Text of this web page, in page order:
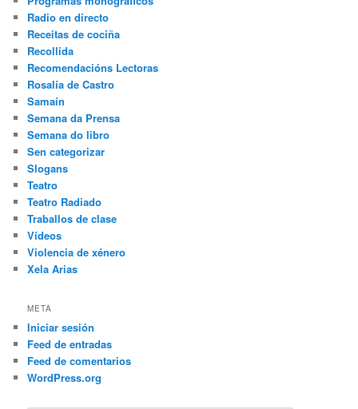
Radio en directo
Receitas de cociña
Recollida
Recomendacións Lectoras
Rosalía de Castro
Samaín
Semana da Prensa
Semana do libro
Sen categorizar
Slogans
Teatro
Teatro Radiado
Traballos de clase
Vídeos
Violencia de xénero
Xela Arias
META
Iniciar sesión
Feed de entradas
Feed de comentarios
WordPress.org